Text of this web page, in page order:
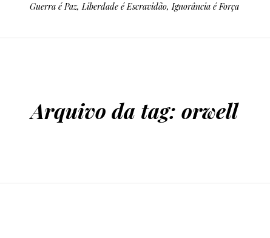
Guerra é Paz, Liberdade é Escravidão, Ignorância é Força
Arquivo da tag: orwell